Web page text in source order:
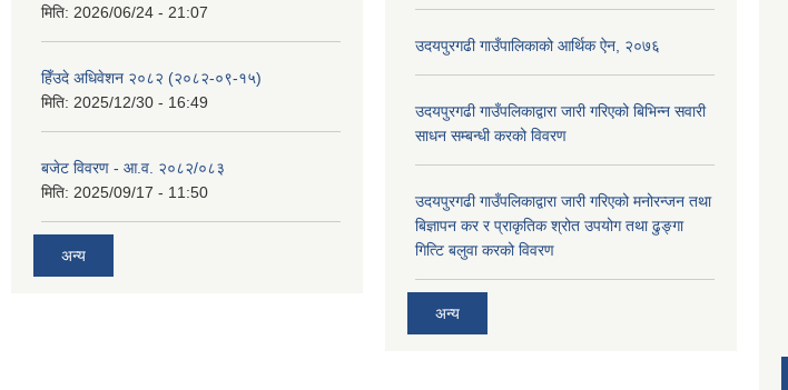
मिति: 2026/06/24 - 21:07
हिँउदे अधिवेशन २०८२ (२०८२-०९-१५)
मिति: 2025/12/30 - 16:49
बजेट विवरण - आ.व. २०८२/०८३
मिति: 2025/09/17 - 11:50
अन्य
उदयपुरगढी गाउँपालिकाको आर्थिक ऐन, २०७६
उदयपुरगढी गाउँपलिकाद्वारा जारी गरिएको बिभिन्न सवारी
साधन सम्बन्धी करको विवरण
उदयपुरगढी गाउँपलिकाद्वारा जारी गरिएको मनोरन्जन तथा
बिज्ञापन कर र प्राकृतिक श्रोत उपयोग तथा ढुङ्गा
गित्टि बलुवा करको विवरण
अन्य